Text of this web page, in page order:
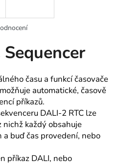
času a funkcí časovače
automatické, časově
příkazů.
DALI-2 RTC lze
každý obsahuje
buď čas provedení, nebo
příkaz DALI, nebo